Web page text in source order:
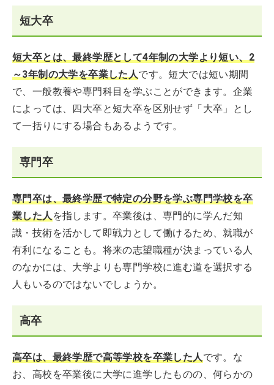
短大卒
短大卒とは、最終学歴として4年制の大学より短い、2
～3年制の大学を卒業した人です。短大では短い期間
で、一般教養や専門科目を学ぶことができます。企業
によっては、四大卒と短大卒を区別せず「大卒」とし
て一括りにする場合もあるようです。
専門卒
専門卒は、最終学歴で特定の分野を学ぶ専門学校を卒
業した人を指します。卒業後は、専門的に学んだ知
識・技術を活かして即戦力として働けるため、就職が
有利になることも。将来の志望職種が決まっている人
のなかには、大学よりも専門学校に進む道を選択する
人もいるのではないでしょうか。
高卒
高卒は、最終学歴で高等学校を卒業した人です。な
お、高校を卒業後に大学に進学したものの、何らかの